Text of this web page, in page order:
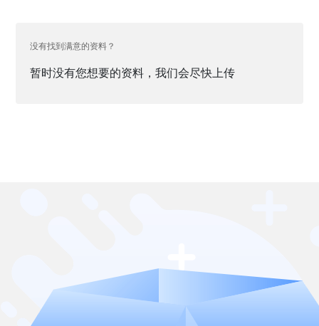
没有找到满意的资料？
暂时没有您想要的资料，我们会尽快上传